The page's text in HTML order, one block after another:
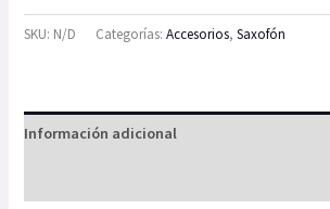
SKU: N/D Categorías:Accesorios,Saxofón
Información adicional